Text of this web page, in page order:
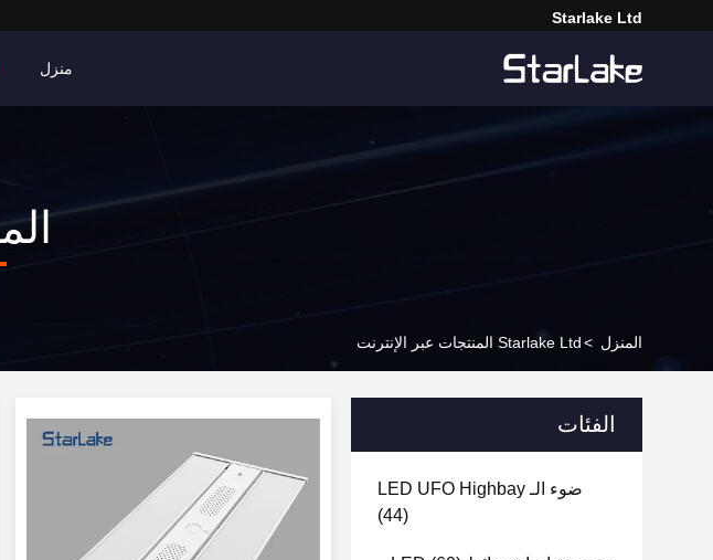
Starlake Ltd
منزل
المنزل >Starlake Ltd المنتجات عبر الإنترنت
الفئات
ضوء الـ LED UFO Highbay
(44)